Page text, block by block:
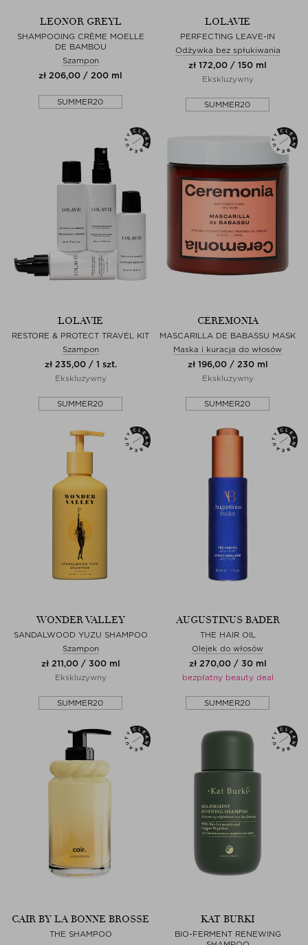
LEONOR GREYL
SHAMPOOING CRÈME MOELLE
DE BAMBOU
Szampon
zł 206,00 / 200 ml
SUMMER20
LOLAVIE
PERFECTING LEAVE-IN
Odżywka bez spłukiwania
zł 172,00 / 150 ml
Ekskluzywny
SUMMER20
LOLAVIE
RESTORE & PROTECT TRAVEL KIT
Szampon
zł 235,00 / 1 szt.
Ekskluzywny
SUMMER20
CEREMONIA
MASCARILLA DE BABASSU MASK
Maska i kuracja do włosów
zł 196,00 / 230 ml
Ekskluzywny
SUMMER20
WONDER VALLEY
SANDALWOOD YUZU SHAMPOO
Szampon
zł 211,00 / 300 ml
Ekskluzywny
SUMMER20
AUGUSTINUS BADER
THE HAIR OIL
Olejek do włosów
zł 270,00 / 30 ml
bezpłatny beauty deal
SUMMER20
CAIR BY LA BONNE BROSSE
THE SHAMPOO
KAT BURKI
BIO-FERMENT RENEWING